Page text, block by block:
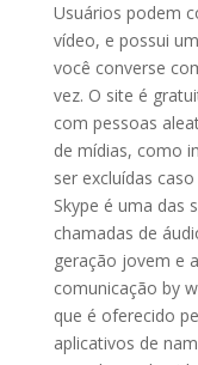
Usuários podem
vídeo, e possui
você converse
vez. O site é
com pessoas
de mídias, como
ser excluídas
Skype é uma das
chamadas de
geração jovem e
comunicação by
que é oferecido
aplicativos de